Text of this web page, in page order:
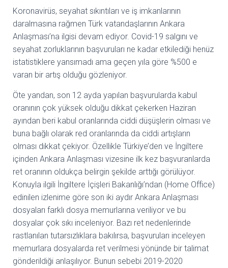
Koronavirüs, seyahat sıkıntıları ve iş imkanlarının
daralmasına rağmen Türk vatandaşlarının Ankara
Anlaşması’na ilgisi devam ediyor. Covid-19 salgını ve
seyahat zorluklarının başvuruları ne kadar etkilediği henüz
istatistiklere yansımadı ama geçen yıla göre %500 e
varan bir artış olduğu gözleniyor.
Öte yandan, son 12 ayda yapılan başvurularda kabul
oranının çok yüksek olduğu dikkat çekerken Haziran
ayından beri kabul oranlarında ciddi düşüşlerin olması ve
buna bağlı olarak red oranlarında da ciddi artışların
olması dikkat çekiyor. Özellikle Türkiye’den ve İngiltere
içinden Ankara Anlaşması vizesine ilk kez başvuranlarda
ret oranının oldukça belirgin şekilde arttığı görülüyor.
Konuyla ilgili İngiltere İçişleri Bakanlığı’ndan (Home Office)
edinilen izlenime göre son iki aydır Ankara Anlaşması
dosyaları farklı dosya memurlarına veriliyor ve bu
dosyalar çok sıkı inceleniyor. Bazı ret nedenlerinde
rastlanılan tutarsızlıklara bakılırsa, başvuruları inceleyen
memurlara dosyalarda ret verilmesi yönünde bir talimat
gönderildiği anlaşılıyor. Bunun sebebi 2019-2020